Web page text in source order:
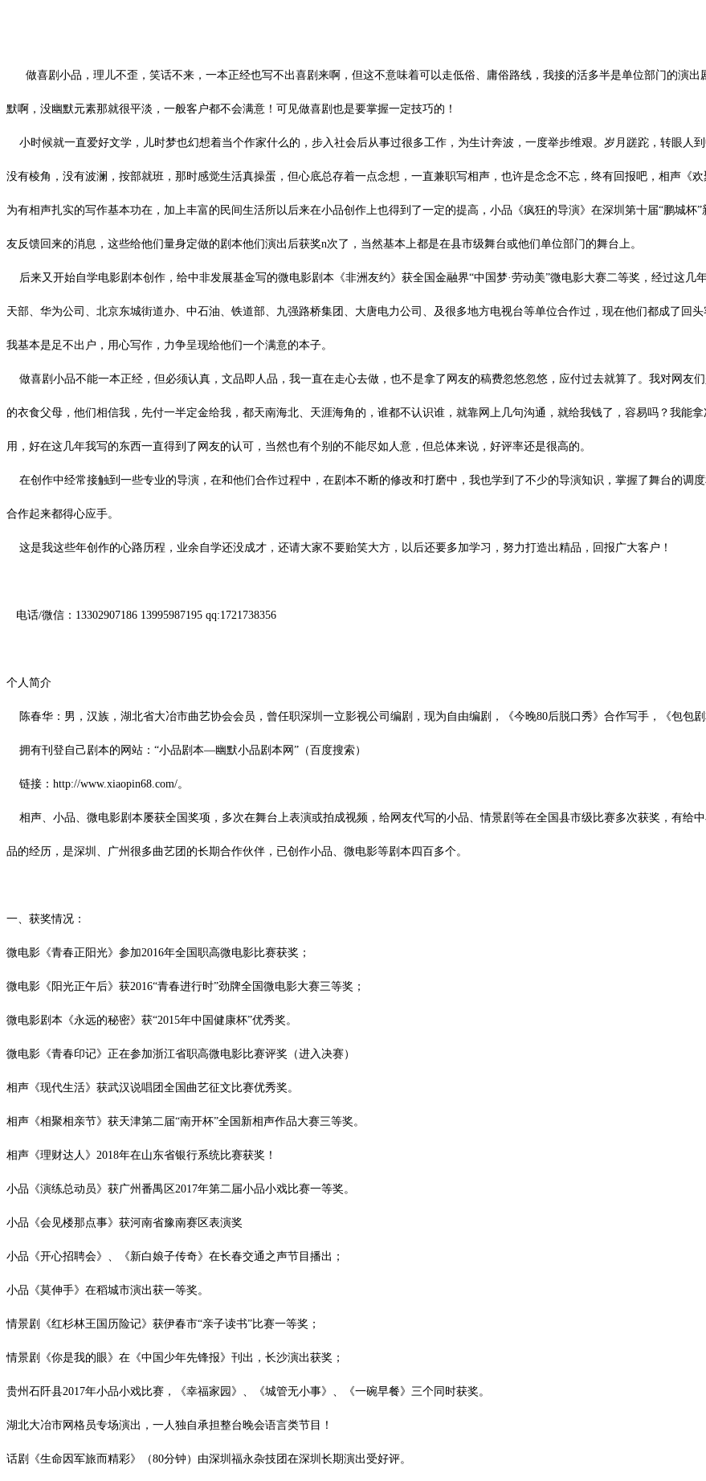
做喜剧小品，理儿不歪，笑话不来，一本正经也写不出喜剧来啊，但这不意味着可以走低俗、庸俗路线，我接的活多半是单位部门的演
默啊，没幽默元素那就很平淡，一般客户都不会满意！可见做喜剧也是要掌握一定技巧的！
小时候就一直爱好文学，儿时梦也幻想着当个作家什么的，步入社会后从事过很多工作，为生计奔波，一度举步维艰。岁月蹉跎，转眼人
没有棱角，没有波澜，按部就班，那时感觉生活真操蛋，但心底总存着一点念想，一直兼职写相声，也许是念念不忘，终有回报吧，相声《
为有相声扎实的写作基本功在，加上丰富的民间生活所以后来在小品创作上也得到了一定的提高，小品《疯狂的导演》在深圳第十届“鹏城杯
友反馈回来的消息，这些给他们量身定做的剧本他们演出后获奖n次了，当然基本上都是在县市级舞台或他们单位部门的舞台上。
后来又开始自学电影剧本创作，给中非发展基金写的微电影剧本《非洲友约》获全国金融界“中国梦·劳动美”微电影大赛二等奖， 经过这几
天部、华为公司、北京东城街道办、中石油、铁道部、九强路桥集团、大唐电力公司、及很多地方电视台等单位合作过，现在他们都成了回
我基本是足不出户，用心写作，力争呈现给他们一个满意的本子。
做喜剧小品不能一本正经，但必须认真，文品即人品，我一直在走心去做，也不是拿了网友的稿费忽悠忽悠，应付过去就算了。我对网友
的衣食父母，他们相信我，先付一半定金给我，都天南海北、天涯海角的，谁都不认识谁，就靠网上几句沟通，就给我钱了，容易吗？我能
用，好在这几年我写的东西一直得到了网友的认可，当然也有个别的不能尽如人意，但总体来说，好评率还是很高的。
在创作中经常接触到一些专业的导演，在和他们合作过程中，在剧本不断的修改和打磨中，我也学到了不少的导演知识，掌握了舞台的调
合作起来都得心应手。
这是我这些年创作的心路历程，业余自学还没成才，还请大家不要贻笑大方，以后还要多加学习，努力打造出精品，回报广大客户！
电话/微信：13302907186 13995987195 qq:1721738356
个人简介
陈春华：男，汉族，湖北省大冶市曲艺协会会员，曾任职深圳一立影视公司编剧，现为自由编剧，《今晚80后脱口秀》 合作写手，《包包
拥有刊登自己剧本的网站： “小品剧本—幽默小品剧本网”（百度搜索）
链接： http://www.xiaopin68.com/。
相声、小品、微电影剧本屡获全国奖项，多次在舞台上表演或拍成视频，给网友代写的小品、情景剧等在全国县市级比赛多次获奖，有给
品的经历，是深圳、广州很多曲艺团的长期合作伙伴，已创作小品、微电影等剧本四百多个。
一、获奖情况：
微电影《青春正阳光》参加2016年全国职高微电影比赛获奖；
微电影《阳光正午后》获2016“青春进行时”劲牌全国微电影大赛三等奖；
微电影剧本《永远的秘密》获“2015年中国健康杯”优秀奖 。
微电影《青春印记》正在参加浙江省职高微电影比赛评奖（进入决赛）
相声《现代生活》获武汉说唱团全国曲艺征文比赛优秀奖。
相声《相聚相亲节》获天津第二届“南开杯”全国新相声作品大赛三等奖。
相声《理财达人》 2018年在山东省银行系统比赛获奖！
小品《演练总动员》获广州番禺区2017年第二届小品小戏比赛一等奖。
小品《会见楼那点事》获河南省豫南赛区表演奖
小品《开心招聘会》、《新白娘子传奇》在长春交通之声节目播出；
小品《莫伸手》在稻城市演出获一等奖。
情景剧《红杉林王国历险记》获伊春市“亲子读书”比赛一等奖；
情景剧《你是我的眼》在《中国少年先锋报》刊出，长沙演出获奖；
贵州石阡县2017年小品小戏比赛，《幸福家园》、《城管无小事》、《一碗早餐》三个同时获奖。
湖北大冶市网格员专场演出，一人独自承担整台晚会语言类节目！
话剧《生命因军旅而精彩》（80分钟）由深圳福永杂技团在深圳长期演出受好评。